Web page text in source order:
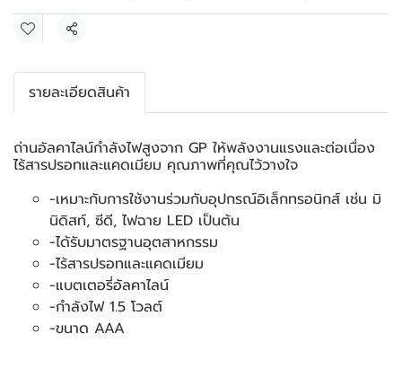
แชร์
รายละเอียดสินค้า
ถ่านอัลคาไลน์กำลังไฟสูงจาก GP ให้พลังงานแรงและต่อเนื่อง
ไร้สารปรอทและแคดเมียม คุณภาพที่คุณไว้วางใจ
-เหมาะกับการใช้งานร่วมกับอุปกรณ์อิเล็กทรอนิกส์ เช่น มิ
นิดิสท์, ซีดี, ไฟฉาย LED เป็นต้น
-ได้รับมาตรฐานอุตสาหกรรม
-ไร้สารปรอทและแคดเมียม
-แบตเตอรี่อัลคาไลน์
-กำลังไฟ 1.5 โวลต์
-ขนาด AAA